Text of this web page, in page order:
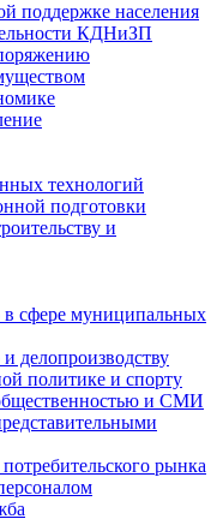
поддержке населения
КДНиЗП
технологий
подготовки
и
сфере муниципальных
делопроизводству
политике и спорту
и СМИ
рынка